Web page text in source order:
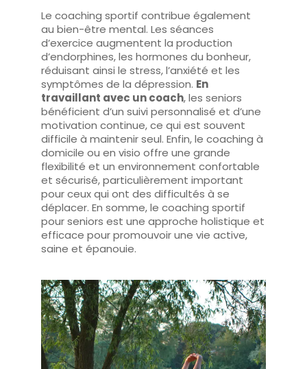
Le coaching sportif contribue également
au bien-être mental. Les séances
d’exercice augmentent la production
d’endorphines, les hormones du bonheur,
réduisant ainsi le stress, l’anxiété et les
symptômes de la dépression. En
travaillant avec un coach, les seniors
bénéficient d’un suivi personnalisé et d’une
motivation continue, ce qui est souvent
difficile à maintenir seul. Enfin, le coaching à
domicile ou en visio offre une grande
flexibilité et un environnement confortable
et sécurisé, particulièrement important
pour ceux qui ont des difficultés à se
déplacer. En somme, le coaching sportif
pour seniors est une approche holistique et
efficace pour promouvoir une vie active,
saine et épanouie.